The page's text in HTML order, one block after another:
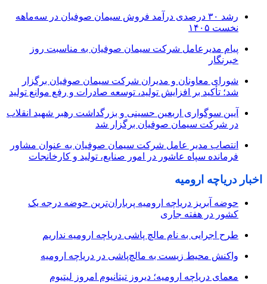
رشد ۳۰ درصدی درآمد فروش سیمان صوفیان در سه‌ماهه
نخست ۱۴۰۵
پیام مدیرعامل شرکت سیمان صوفیان به مناسبت روز
خبرنگار
شورای معاونان و مدیران شرکت سیمان صوفیان برگزار
شد؛ تأکید بر افزایش تولید، توسعه صادرات و رفع موانع تولید
آیین سوگواری اربعین حسینی و بزرگداشت رهبر شهید انقلاب
در شرکت سیمان صوفیان برگزار شد
انتصاب مدیر عامل شرکت سیمان صوفیان به عنوان مشاور
فرمانده سپاه عاشور در امور صنایع، تولید و کارخانجات
اخبار دریاچه ارومیه
حوضه آبریز دریاچه ارومیه پرباران‌ترین حوضه‌ درجه یک
کشور در هفته جاری
طرح اجرایی به نام مالچ پاشی دریاچه ارومیه نداریم
واکنش محیط زیست به مالچ‌پاشی در دریاچه ارومیه
معمای دریاچه ارومیه؛ دیروز تیتانیوم امروز لیتیوم